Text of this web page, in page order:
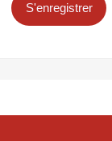
S'enregistrer